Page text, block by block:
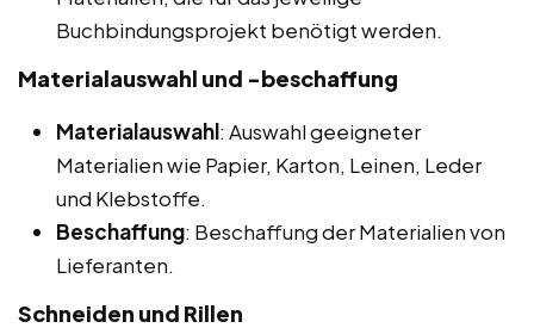
Buchbindungsprojekt benötigt werden.
Materialauswahl und -beschaffung
Materialauswahl: Auswahl geeigneter
Materialien wie Papier, Karton, Leinen, Leder
und Klebstoffe.
Beschaffung: Beschaffung der Materialien von
Lieferanten.
Schneiden und Rillen